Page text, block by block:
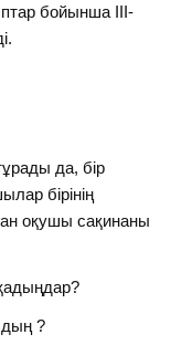
бойынша III-
да, бір
бірінің
оқушы сақинаны
?